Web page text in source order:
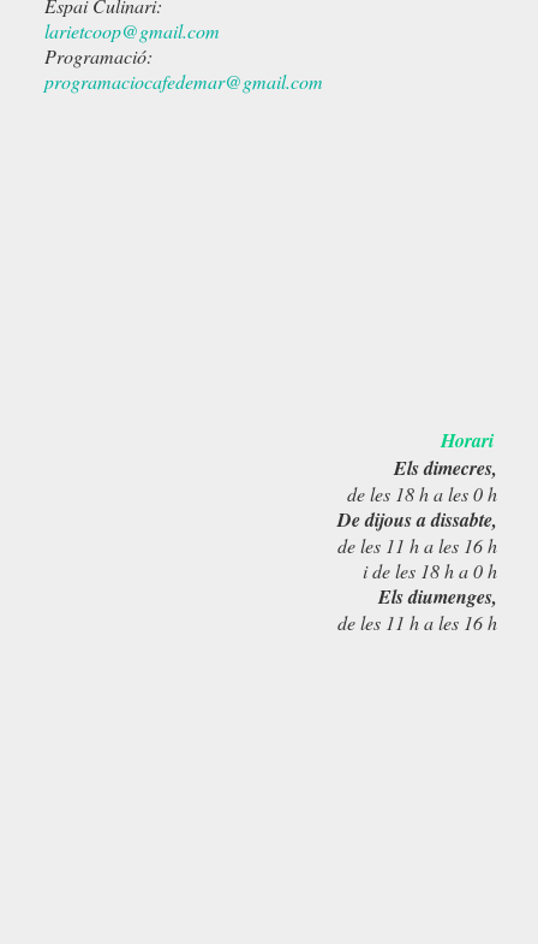
larietcoop@gmail.com
Programació:
programaciocafedemar@gmail.com
Horari
Els dimecres,
de les 18 h a les 0 h
De dijous a dissabte,
de les 11 h a les 16 h
i de les 18 h a 0 h
Els diumenges,
de les 11 h a les 16 h